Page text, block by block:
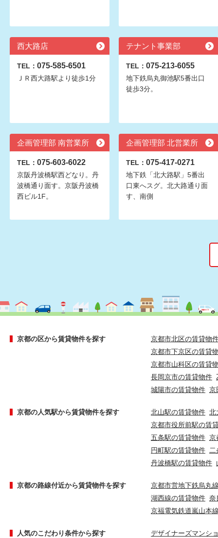
西大路店
TEL： 075-585-6501
ＪＲ西大路駅より徒歩1分
テナント事業部
TEL： 075-213-6055
地下鉄烏丸御池駅5番出口
徒歩3分。
企画管理部 南営業所
TEL： 075-603-6022
京阪丹波橋駅西どなり。丹
波橋通り面す。京阪丹波橋
西ビル1F。
企画管理部 北営業所
TEL： 075-417-0271
地下鉄「北大路駅」5番出
口東へスグ。北大路通り面
す、南側
京都の区から賃貸物件を探す
京都市北区の賃貸物
京都市下京区の賃貸
京都市山科区の賃貸
長岡京市の賃貸物件
城陽市の賃貸物件 京
京都の人気駅から賃貸物件を探す 北山駅の賃貸物件 北
京都市役所前駅の賃
五条駅の賃貸物件 京
円町駅の賃貸物件
丹波橋駅の賃貸物件
京都の路線付近から賃貸物件を探す
京都市営地下鉄烏丸
湖西線の賃貸物件 奈
京福電気鉄道嵐山本
人気のこだわり条件から探す
デザイナーズマンシ